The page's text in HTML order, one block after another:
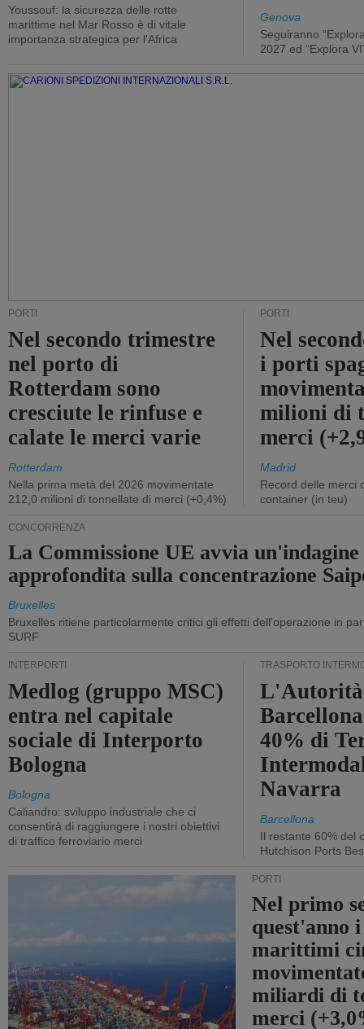
Youssouf: la sicurezza delle rotte
marittime nel Mar Rosso è di vitale
importanza strategica per l'Africa
Genova
Seguiranno
2027 ed “Explora
PORTI
Nel secondo trimestre
nel porto di
Rotterdam sono
cresciute le rinfuse e
calate le merci varie
Rotterdam
Nella prima metà del 2026 movimentate
212,0 milioni di tonnellate di merci (+0,4%)
PORTI
Nel
i porti
milioni di
merci
Madrid
Record delle merci
container (in teu)
CONCORRENZA
La Commissione UE avvia un'indagine
approfondita sulla concentrazione
Bruxelles
Bruxelles ritiene particolarmente critici gli effetti dell'operazione in
SURF
INTERPORTI
Medlog (gruppo MSC)
entra nel capitale
sociale di Interporto
Bologna
Bologna
Caliandro: sviluppo industriale che ci
consentirà di raggiungere i nostri obiettivi
di traffico ferroviario merci
TRASPORTO
40% di
Navarra
Barcellona
Il restante 60% del
Hutchison Ports
PORTI
Nel primo
quest'anno
marittimi
miliardi di
merci